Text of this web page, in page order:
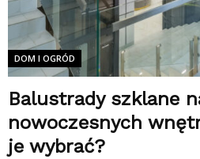
DOM I OGRÓD
Balustrady szklane
nowoczesnych
je wybrać?